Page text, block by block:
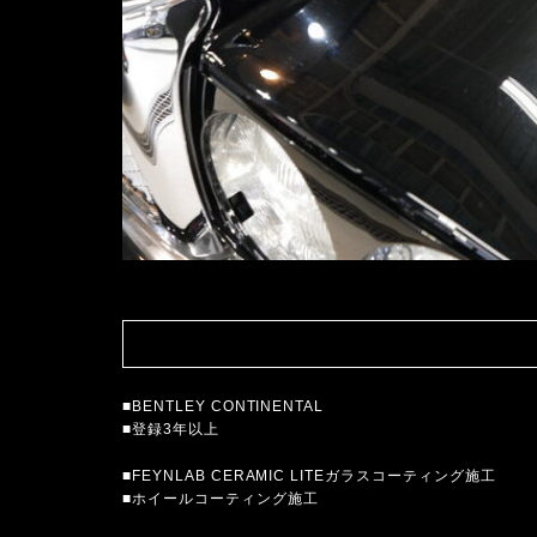
■BENTLEY CONTINENTAL
■登録3年以上
■FEYNLAB CERAMIC LITEガラスコーティング施工
■ホイールコーティング施工